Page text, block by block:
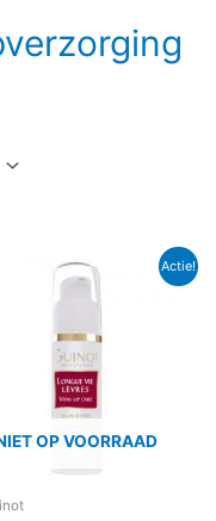
Actie!
OP VOORRAAD
Oorspronkelijke
prijs
was:
Huidige
prijs
is: